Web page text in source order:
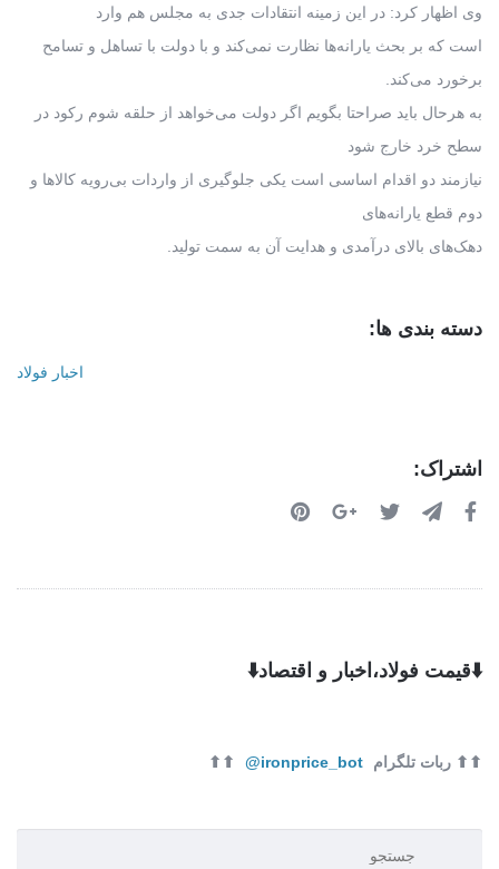
وی اظهار کرد: در این زمینه انتقادات جدی به مجلس هم وارد
است که بر بحث یارانه‌ها نظارت نمی‌کند و با دولت با تساهل و تسامح
برخورد می‌کند.
به هرحال باید صراحتا بگویم اگر دولت می‌خواهد از حلقه شوم رکود در
سطح خرد خارج شود
نیازمند دو اقدام اساسی است یکی جلوگیری از واردات بی‌رویه کالاها و
دوم قطع یارانه‌های
دهک‌های بالای درآمدی و هدایت آن به سمت تولید.
دسته بندی ها:
اخبار فولاد
اشتراک:
⬇️قیمت فولاد،اخبار و اقتصاد⬇️
⬆⬆ ربات تلگرام ironprice_bot@
⬆⬆